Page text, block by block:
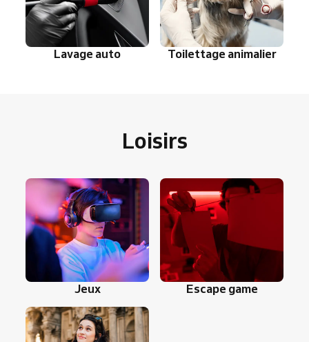
Lavage auto Toilettage animalier
Loisirs
Jeux Escape game